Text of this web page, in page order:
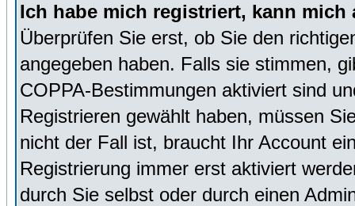
Ich habe mich registriert, kann
Überprüfen Sie erst, ob Sie den
angegeben haben. Falls sie stimmen,
COPPA-Bestimmungen aktiviert sind
Registrieren gewählt haben, müssen
nicht der Fall ist, braucht Ihr Account
Registrierung immer erst aktiviert
durch Sie selbst oder durch einen